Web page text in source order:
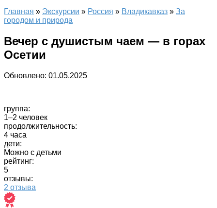
Главная » Экскурсии » Россия » Владикавказ » За
городом и природа
Вечер с душистым чаем — в горах
Осетии
Обновлено: 01.05.2025
группа:
1–2 человек
продолжительность:
4 часа
дети:
Можно с детьми
рейтинг:
5
отзывы:
2 отзыва